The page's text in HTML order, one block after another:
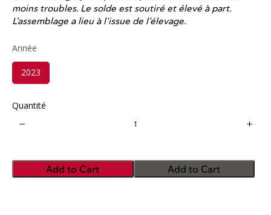
moins troubles. Le solde est soutiré et élevé à part.
L’assemblage a lieu à l’issue de l’élevage.
Année
S
c
A
2023
Quantité
Add to Cart Add to Cart